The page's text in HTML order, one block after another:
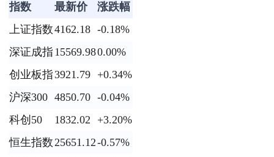
指数 最新价
涨跌幅
上证指数4162.18 -0.18%
深证成指 15569.980.00%
创业板指3921.79 +0.34%
沪深300 4850.70 -0.04%
科创50
1832.02
+3.20%
恒生指数25651.12-0.57%